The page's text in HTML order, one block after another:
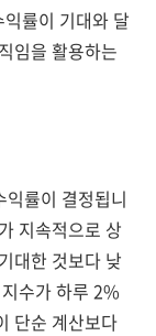
률이 기대와 달
임을 활용하는
률이 결정됩니
지속적으로 상
대한 것보다 낮
수가 하루 2%
단순 계산보다